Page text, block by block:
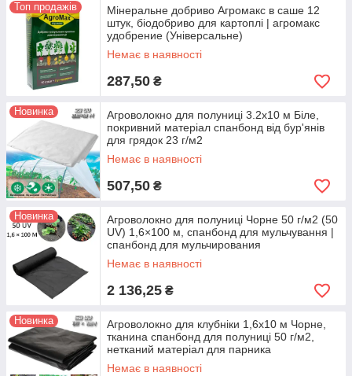
Топ продажів
Мінеральне добриво Агромакс в саше 12
штук, біодобриво для картоплі | агромакс
удобрение (Універсальне)
Немає в наявності
287,50 ₴
Новинка
Агроволокно для полуниці 3.2х10 м Біле,
покривний матеріал спанбонд від бур'янів
для грядок 23 г/м2
Немає в наявності
507,50 ₴
Новинка
Агроволокно для полуниці Чорне 50 г/м2 (50
UV) 1,6×100 м, спанбонд для мульчування |
спанбонд для мульчирования
Немає в наявності
2 136,25 ₴
Новинка
Агроволокно для клубніки 1,6х10 м Чорне,
тканина спанбонд для полуниці 50 г/м2,
нетканий матеріал для парника
Немає в наявності